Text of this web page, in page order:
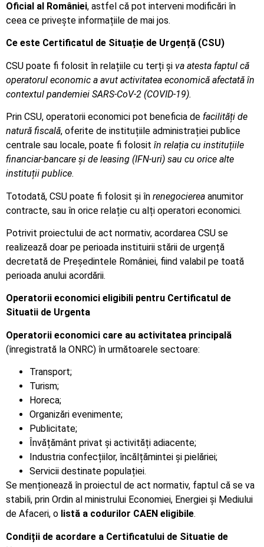
Oficial al României, astfel că pot interveni modificări în
ceea ce privește informațiile de mai jos.
Ce este Certificatul de Situație de Urgență (CSU)
CSU poate fi folosit în relațiile cu terți și va atesta faptul că
operatorul economic a avut activitatea economică afectată în
contextul pandemiei SARS-CoV-2 (COVID-19).
Prin CSU, operatorii economici pot beneficia de facilități de
natură fiscală, oferite de instituțiile administrației publice
centrale sau locale, poate fi folosit în relația cu instituțiile
financiar-bancare și de leasing (IFN-uri) sau cu orice alte
instituții publice.
Totodată, CSU poate fi folosit și în renegocierea anumitor
contracte, sau în orice relație cu alți operatori economici.
Potrivit proiectului de act normativ, acordarea CSU se
realizează doar pe perioada instituirii stării de urgență
decretată de Președintele României, fiind valabil pe toată
perioada anului acordării.
Operatorii economici eligibili pentru Certificatul de
Situatii de Urgenta
Operatorii economici care au activitatea principală
(înregistrată la ONRC) în următoarele sectoare:
Transport;
Turism;
Horeca;
Organizări evenimente;
Publicitate;
Învățământ privat și activități adiacente;
Industria confecțiilor, încălțămintei și pielăriei;
Servicii destinate populației.
Se menționează în proiectul de act normativ, faptul că se va
stabili, prin Ordin al ministrului Economiei, Energiei și Mediului
de Afaceri, o listă a codurilor CAEN eligibile.
Condiții de acordare a Certificatului de Situatie de